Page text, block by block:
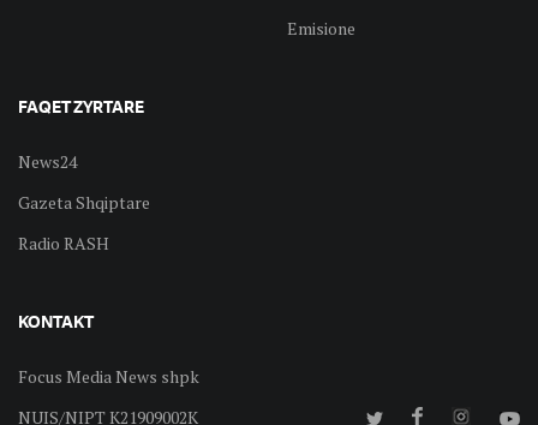
Emisione
FAQET ZYRTARE
News24
Gazeta Shqiptare
Radio RASH
KONTAKT
Focus Media News shpk
NUIS/NIPT K21909002K